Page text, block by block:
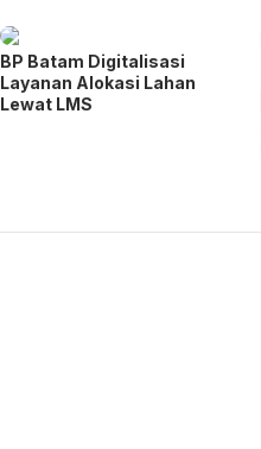
BP Batam Digitalisasi
Layanan Alokasi Lahan
Lewat LMS